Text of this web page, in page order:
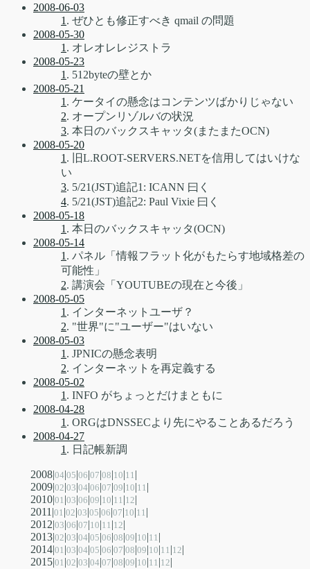
2008-06-03
1 . ぜひとも修正すべき qmail の問題
2008-05-30
1 . オレオレレジストラ
2008-05-23
1 . 512byteの壁とか
2008-05-21
1 . ケータイの懸念はコンテンツばかりじゃない
2. オープンリゾルバの状況
3. 本日のバックスキャッタ(またまたOCN)
2008-05-20
1 . 旧L.ROOT-SERVERS.NETを信用してはいけな
い
3. 5/21(JST)追記1: ICANN 曰く
4. 5/21(JST)追記2: Paul Vixie 曰く
2008-05-18
1 . 本日のバックスキャッタ(OCN)
2008-05-14
1 . パネル「情報フラット化がもたらす地域格差の
可能性」
2. 講演会「YOUTUBEの現在と今後」
2008-05-05
1 . インターネットユーザ？
2. "世界"に"ユーザー"はいない
2008-05-03
1 . JPNICの懸念表明
2. インターネットを再定義する
2008-05-02
1 . INFO がちょっとだけまともに
2008-04-28
1 . ORGはDNSSECより先にやることあるだろう
2008-04-27
1 . 日記帳新調
2008|04|05|06|07|08|10|11 |
2009|02|03|04|06|07|09|10|11 |
2010|01 |03|06|09|10|11 |12|
2011|01 |02|03|05|06|07|10|11 |
2012|03|06|07|10|11 |12|
2013|02|03|04|05|06|08|09|10|11 |
2014|01 |03|04|05|06|07|08|09|10|11 |12|
2015|01 |02|03|04|07|08|09|10|11 |12|